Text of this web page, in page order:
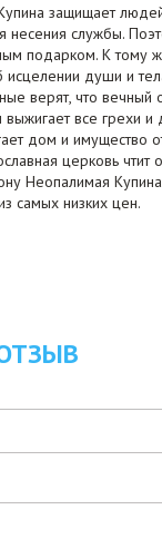
защищает
несения службы.
подарком. К тому
души и
верят, что вечный
все грехи и
дом и имущество
церковь чтит
Неопалимая
самых низких цен.